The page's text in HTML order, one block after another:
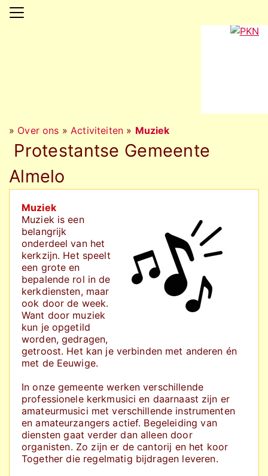
» Over ons »Activiteiten » Muziek
Protestantse Gemeente
Almelo
Muziek
Muziek is een
belangrijk
onderdeel van het
kerkzijn. Het speelt
een grote en
bepalende rol in de
kerkdiensten, maar
ook door de week.
Want door muziek
kun je opgetild
worden, gedragen,
getroost. Het kan je verbinden met anderen én
met de Eeuwige.
In onze gemeente werken verschillende
professionele kerkmusici en daarnaast zijn er
amateurmusici met verschillende instrumenten
en amateurzangers actief. Begeleiding van
diensten gaat verder dan alleen door
organisten. Zo zijn er de cantorij en het koor
Together die regelmatig bijdragen leveren.